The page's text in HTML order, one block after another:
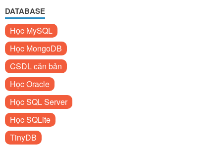
DATABASE
Học MySQL
Học MongoDB
CSDL căn bản
Học Oracle
Học SQL Server
Học SQLite
TinyDB